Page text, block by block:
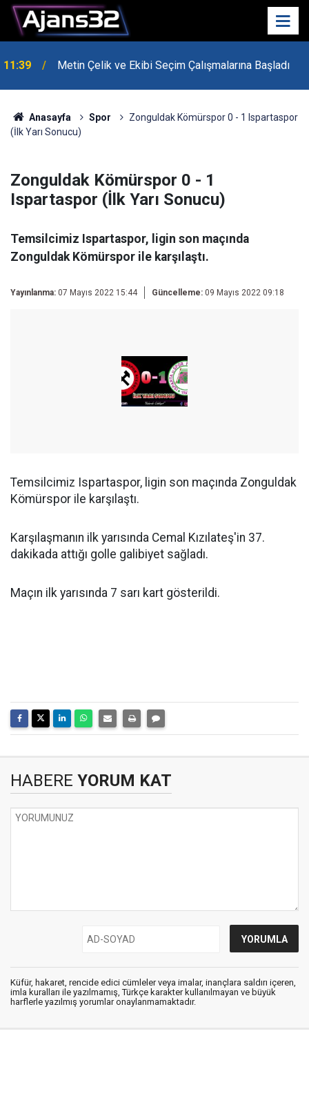
11:39 Metin Çelik ve Ekibi Seçim Çalışmalarına Başladı
10:15 Hafta Sonu Havalar Nasıl Olacak?
Anasayfa Spor
Zonguldak Kömürspor 0 - 1 Ispartaspor
(İlk Yarı Sonucu)
Zonguldak Kömürspor 0 - 1
Ispartaspor (İlk Yarı Sonucu)
Temsilcimiz Ispartaspor, ligin son maçında
Zonguldak Kömürspor ile karşılaştı.
Yayınlanma: 07 Mayıs 2022 15:44 Güncelleme: 09 Mayıs 2022 09:18
Temsilcimiz Ispartaspor, ligin son maçında Zonguldak
Kömürspor ile karşılaştı.
Karşılaşmanın ilk yarısında Cemal Kızılateş'in 37.
dakikada attığı golle galibiyet sağladı.
Maçın ilk yarısında 7 sarı kart gösterildi.
HABERE YORUM KAT
Küfür, hakaret, rencide edici cümleler veya imalar, inançlara saldırı içeren,
imla kuralları ile yazılmamış, Türkçe karakter kullanılmayan ve büyük
harflerle yazılmış yorumlar onaylanmamaktadır.